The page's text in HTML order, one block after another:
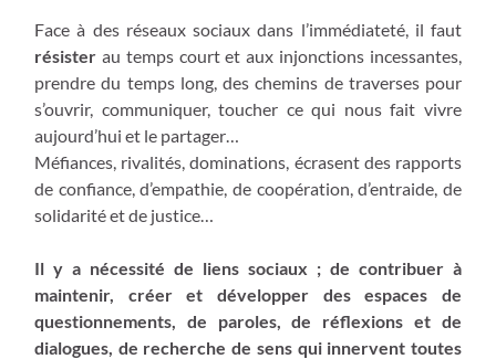
Face à des réseaux sociaux dans l’immédiateté, il faut
résister au temps court et aux injonctions incessantes,
prendre du temps long, des chemins de traverses pour
s’ouvrir, communiquer, toucher ce qui nous fait vivre
aujourd’hui et le partager…
Méfiances, rivalités, dominations, écrasent des rapports
de confiance, d’empathie, de coopération, d’entraide, de
solidarité et de justice…
Il y a nécessité de liens sociaux ; de contribuer à
maintenir, créer et développer des espaces de
questionnements, de paroles, de réflexions et de
dialogues, de recherche de sens qui innervent toutes